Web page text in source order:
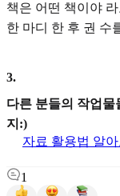
책은 어떤 책이야 라
한 마디 한 후 권 수
3.
다른 분들의 작업
지:)
자료 활용법 알아
1